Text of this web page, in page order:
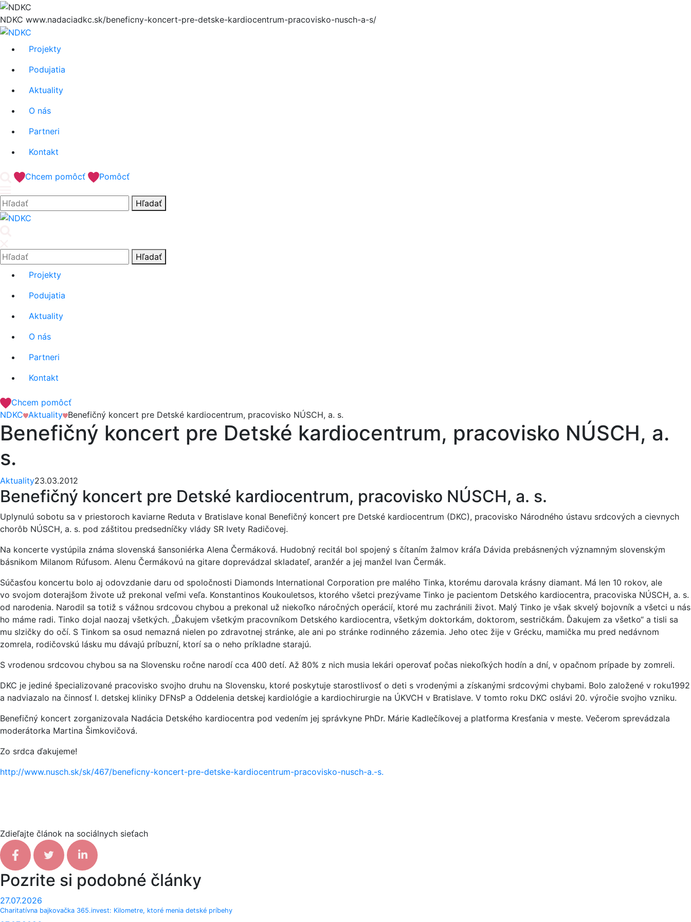
Hore
NDKC www.nadaciadkc.sk/beneficny-koncert-pre-detske-kardiocentrum-pracovisko-nusch-a-s/
Projekty
Podujatia
Aktuality
O nás
Partneri
Kontakt
'.__('Search').'Chcem pomôcť Pomôcť
Hľadať: Hľadať
Hľadať:
Hľadať
Projekty
Podujatia
Aktuality
O nás
Partneri
Kontakt
Chcem pomôcť
NDKC Aktuality Benefičný koncert pre Detské kardiocentrum, pracovisko NÚSCH, a. s.
Benefičný koncert pre Detské kardiocentrum, pracovisko NÚSCH, a.
s.
Aktuality23.03.2012
Benefičný koncert pre Detské kardiocentrum, pracovisko NÚSCH, a. s.
Uplynulú sobotu sa v priestoroch kaviarne Reduta v Bratislave konal Benefičný koncert pre Detské kardiocentrum (DKC), pracovisko Národného ústavu srdcových a cievnych
chorôb NÚSCH, a. s. pod záštitou predsedníčky vlády SR Ivety Radičovej.
Na koncerte vystúpila známa slovenská šansoniérka Alena Čermáková. Hudobný recitál bol spojený s čítaním žalmov kráľa Dávida prebásnených významným slovenským
básnikom Milanom Rúfusom. Alenu Čermákovú na gitare doprevádzal skladateľ, aranžér a jej manžel Ivan Čermák.
Súčasťou koncertu bolo aj odovzdanie daru od spoločnosti Diamonds International Corporation pre malého Tinka, ktorému darovala krásny diamant. Má len 10 rokov, ale
vo svojom doterajšom živote už prekonal veľmi veľa. Konstantinos Koukouletsos, ktorého všetci prezývame Tinko je pacientom Detského kardiocentra, pracoviska NÚSCH, a. s.
od narodenia. Narodil sa totiž s vážnou srdcovou chybou a prekonal už niekoľko náročných operácií, ktoré mu zachránili život. Malý Tinko je však skvelý bojovník a všetci u nás
ho máme radi. Tinko dojal naozaj všetkých. „Ďakujem všetkým pracovníkom Detského kardiocentra, všetkým doktorkám, doktorom, sestričkám. Ďakujem za všetko“ a tisli sa
mu slzičky do očí. S Tinkom sa osud nemazná nielen po zdravotnej stránke, ale ani po stránke rodinného zázemia. Jeho otec žije v Grécku, mamička mu pred nedávnom
zomrela, rodičovskú lásku mu dávajú príbuzní, ktorí sa o neho príkladne starajú.
S vrodenou srdcovou chybou sa na Slovensku ročne narodí cca 400 detí. Až 80% z nich musia lekári operovať počas niekoľkých hodín a dní, v opačnom prípade by zomreli.
DKC je jediné špecializované pracovisko svojho druhu na Slovensku, ktoré poskytuje starostlivosť o deti s vrodenými a získanými srdcovými chybami. Bolo založené v roku1992
a nadviazalo na činnosť I. detskej kliniky DFNsP a Oddelenia detskej kardiológie a kardiochirurgie na ÚKVCH v Bratislave. V tomto roku DKC oslávi 20. výročie svojho vzniku.
Benefičný koncert zorganizovala Nadácia Detského kardiocentra pod vedením jej správkyne PhDr. Márie Kadlečíkovej a platforma Kresťania v meste. Večerom sprevádzala
moderátorka Martina Šimkovičová.
Zo srdca ďakujeme!
http://www.nusch.sk/sk/467/beneficny-koncert-pre-detske-kardiocentrum-pracovisko-nusch-a.-s.
Zdieľajte článok na sociálnych sieťach
Facebook share
Tweet Linkedin share
Pozrite si podobné články
27.07.2026
Charitatívna bajkovačka 365.invest: Kilometre, ktoré menia detské príbehy